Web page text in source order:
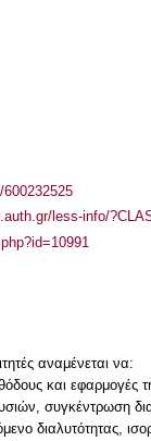
less-info/
αναμένεται να:
και εφαρμογές
ουσιών,
διαλυτότητας,